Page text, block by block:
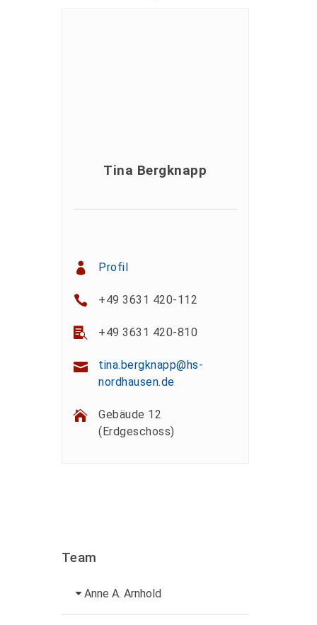
Tina Bergknapp
Profil
+49 3631 420-112
+49 3631 420-810
tina.bergknapp@hs-
nordhausen.de
Gebäude 12
(Erdgeschoss)
Team
Anne A. Arnhold